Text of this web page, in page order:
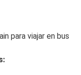
para viajar en bus